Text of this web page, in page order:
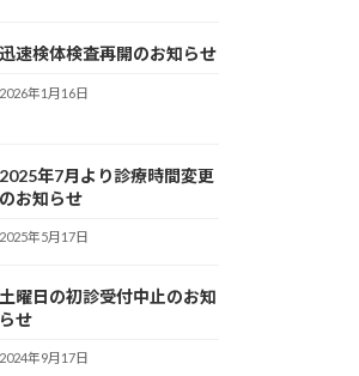
迅速検体検査再開のお知らせ
2026年1月16日
2025年7月より診療時間変更
のお知らせ
2025年5月17日
土曜日の初診受付中止のお知
らせ
2024年9月17日